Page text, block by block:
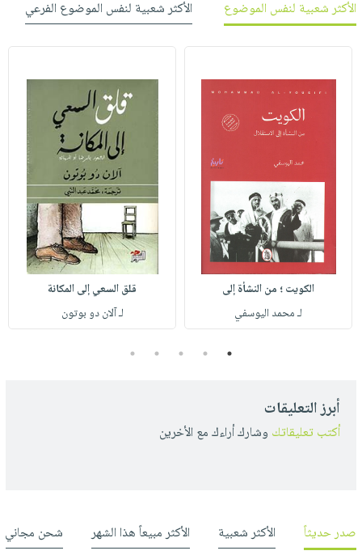
الأكثر شعبية لنفس الموضوع الأكثر شعبية لنفس الموضوع الفرعي
الكويت ؛ من النشأة إلى
لـ محمد اليوسفي
قلق السعي إلى المكانة
لـ آلان دو بوتون
1
2
3
4
5
أبرز التعليقات
أكتب تعليقاتك وشارك أراءك مع الأخرين
صدر حديثاً الأكثر شعبية الأكثر مبيعاً هذا الشهر شحن مجاني